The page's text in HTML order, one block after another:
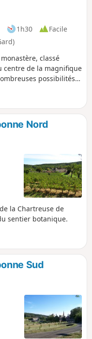
1h30
Facile
classé
centre de la magnifique
possibilités
passage
jolis points de vue
Nord
la Chartreuse de
sentier botanique.
Sud